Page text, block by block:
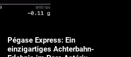
Pégase Express: Ein
einzigartiges Achterbahn-